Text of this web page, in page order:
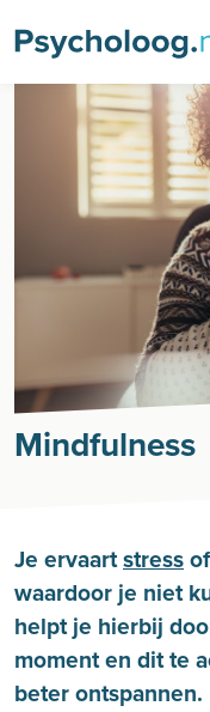
Mindfulness
Je ervaartstress
waardoor je niet
helpt je hierbij
moment en dit te
beter ontspannen.